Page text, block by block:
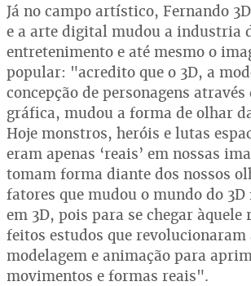
Já no campo artístico, Fernando
e a arte digital mudou a industria
entretenimento e até mesmo o
popular: "acredito que o 3D, a
concepção de personagens
gráfica, mudou a forma de olhar
Hoje monstros, heróis e lutas
eram apenas ‘reais’ em nossas
tomam forma diante dos nossos
fatores que mudou o mundo do
em 3D, pois para se chegar
feitos estudos que revolucionaram
modelagem e animação para
movimentos e formas reais".